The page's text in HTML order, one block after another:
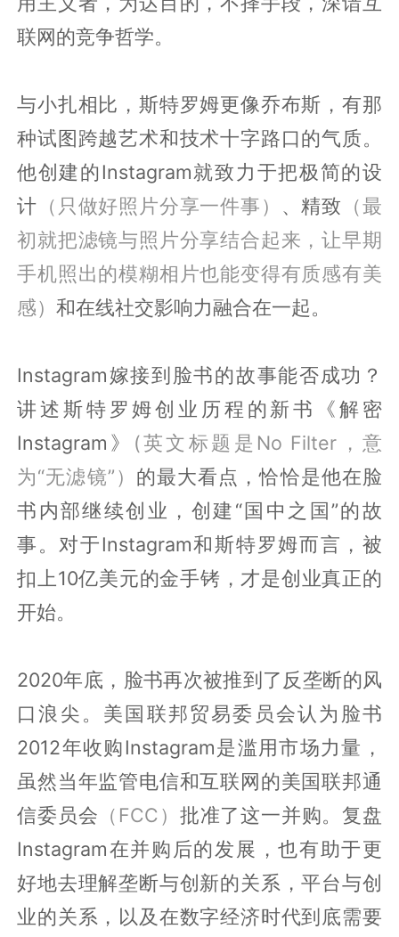
联网的竞争哲学。
与小扎相比，斯特罗姆更像乔布斯，有那
种试图跨越艺术和技术十字路口的气质。
他创建的Instagram就致力于把极简的设
计 （只做好照片分享一件事） 、精致 （最
初就把滤镜与照片分享结合起来，让早期
手机照出的模糊相片也能变得有质感有美
感）和在线社交影响力融合在一起。
Instagram嫁接到脸书的故事能否成功？
讲述斯特罗姆创业历程的新书《解密
Instagram》 (英文标题是No Filter，意
为“无滤镜”） 的最大看点，恰恰是他在脸
书内部继续创业，创建“国中之国”的故
事。对于Instagram和斯特罗姆而言，被
扣上10亿美元的金手铐，才是创业真正的
开始。
2020年底，脸书再次被推到了反垄断的风
口浪尖。美国联邦贸易委员会认为脸书
2012年收购Instagram是滥用市场力量，
虽然当年监管电信和互联网的美国联邦通
信委员会 （FCC） 批准了这一并购。复盘
Instagram在并购后的发展，也有助于更
好地去理解垄断与创新的关系，平台与创
业的关系，以及在数字经济时代到底需要